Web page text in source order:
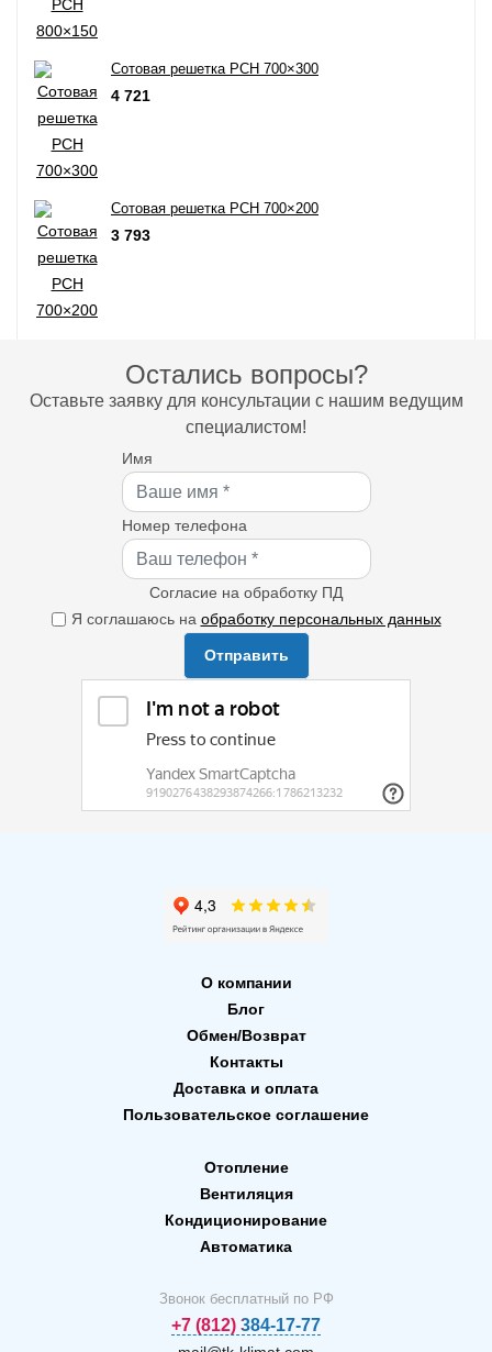
Сотовая решетка РСН 700×300
4 721
Сотовая решетка РСН 700×200
3 793
Остались вопросы?
Оставьте заявку для консультации с нашим ведущим
специалистом!
Имя
Номер телефона
Согласие на обработку ПД
Я соглашаюсь на обработку персональных данных
Отправить
О компании
Блог
Обмен/Возврат
Контакты
Доставка и оплата
Пользовательское соглашение
Отопление
Вентиляция
Кондиционирование
Автоматика
Звонок бесплатный по РФ
+7 (812) 384-17-77